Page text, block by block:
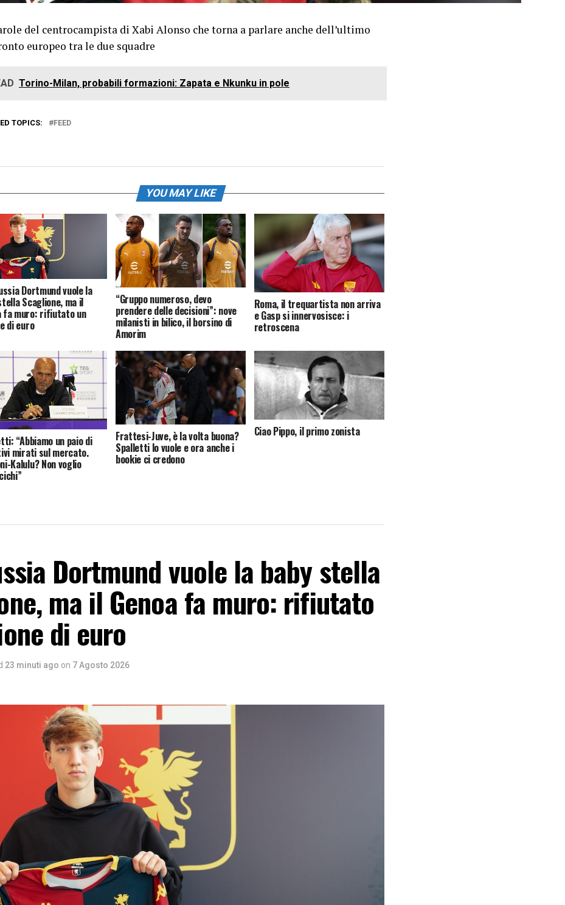
del centrocampista di Xabi Alonso che torna a parlare anche dell’ultimo
europeo tra le due squadre
Torino-Milan, probabili formazioni: Zapata e Nkunku in pole
TOPICS: FEED
YOU MAY LIKE
Dortmund vuole la
Scaglione, ma il
fa muro: rifiutato un
di euro
“Gruppo numeroso, devo
prendere delle decisioni”: nove
milanisti in bilico, il borsino di
Amorim
Roma, il trequartista non arriva
e Gasp si innervosisce: i
retroscena
“Abbiamo un paio di
mirati sul mercato.
Kalulu? Non voglio
Frattesi-Juve, è la volta buona?
Spalletti lo vuole e ora anche i
bookie ci credono
Ciao Pippo, il primo zonista
Dortmund vuole la baby stella
ma il Genoa fa muro: rifiutato
di euro
23 minuti ago on 7 Agosto 2026